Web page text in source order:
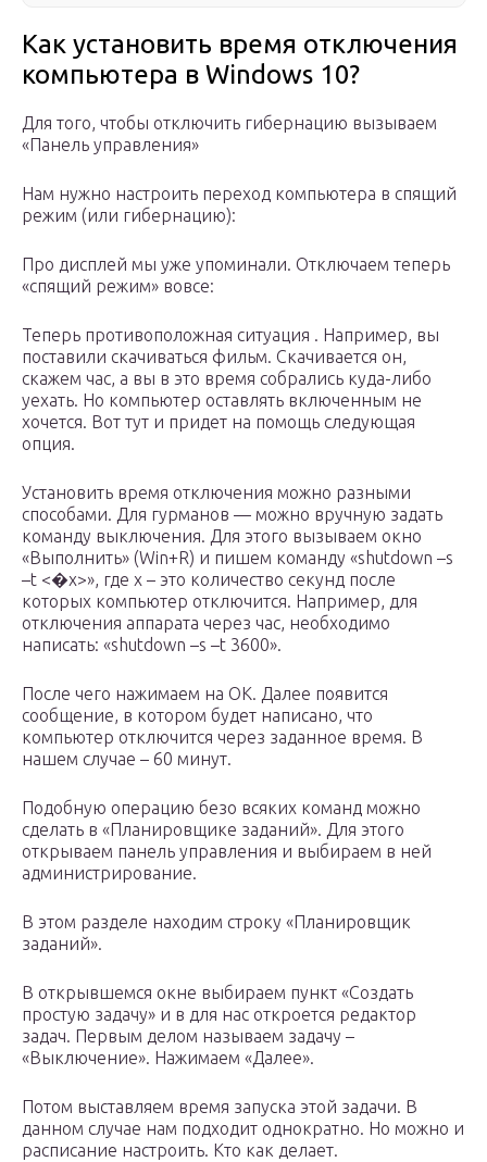
Как установить время отключения
компьютера в Windows 10?
Для того, чтобы отключить гибернацию вызываем
«Панель управления»
Нам нужно настроить переход компьютера в спящий
режим (или гибернацию):
Про дисплей мы уже упоминали. Отключаем теперь
«спящий режим» вовсе:
Теперь противоположная ситуация . Например, вы
поставили скачиваться фильм. Скачивается он,
скажем час, а вы в это время собрались куда-либо
уехать. Но компьютер оставлять включенным не
хочется. Вот тут и придет на помощь следующая
опция.
Установить время отключения можно разными
способами. Для гурманов — можно вручную задать
команду выключения. Для этого вызываем окно
«Выполнить» (Win+R) и пишем команду «shutdown –s
–t <�х>», где х – это количество секунд после
которых компьютер отключится. Например, для
отключения аппарата через час, необходимо
написать: «shutdown –s –t 3600».
После чего нажимаем на ОК. Далее появится
сообщение, в котором будет написано, что
компьютер отключится через заданное время. В
нашем случае – 60 минут.
Подобную операцию безо всяких команд можно
сделать в «Планировщике заданий». Для этого
открываем панель управления и выбираем в ней
администрирование.
В этом разделе находим строку «Планировщик
заданий».
В открывшемся окне выбираем пункт «Создать
простую задачу» и в для нас откроется редактор
задач. Первым делом называем задачу –
«Выключение». Нажимаем «Далее».
Потом выставляем время запуска этой задачи. В
данном случае нам подходит однократно. Но можно и
расписание настроить. Кто как делает.